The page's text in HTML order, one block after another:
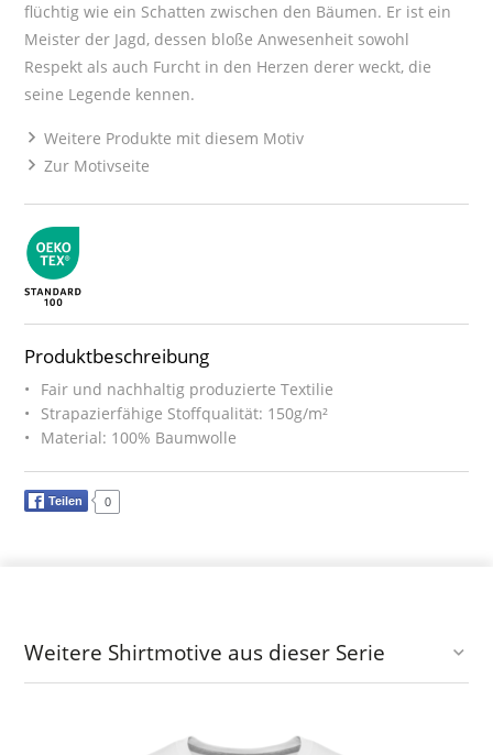
flüchtig wie ein Schatten zwischen den Bäumen. Er ist ein
Meister der Jagd, dessen bloße Anwesenheit sowohl
Respekt als auch Furcht in den Herzen derer weckt, die
seine Legende kennen.
Weitere Produkte mit diesem Motiv
Zur Motivseite
Produktbeschreibung
Fair und nachhaltig produzierte Textilie
Strapazierfähige Stoffqualität: 150g/m²
Material: 100% Baumwolle
Teilen 0
Weitere Shirtmotive aus dieser Serie